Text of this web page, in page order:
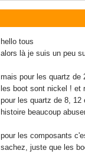
hello tous
alors là je suis un peu
mais pour les quartz
les boot sont nickel ! et
pour les quartz de 8, 12
histoire beaucoup
pour les composants
sachez, juste que les